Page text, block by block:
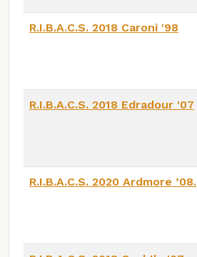
R.I.B.A.C.S. 2018 Caroni '98
R.I.B.A.C.S. 2018 Edradour '07
R.I.B.A.C.S. 2020 Ardmore ’08.